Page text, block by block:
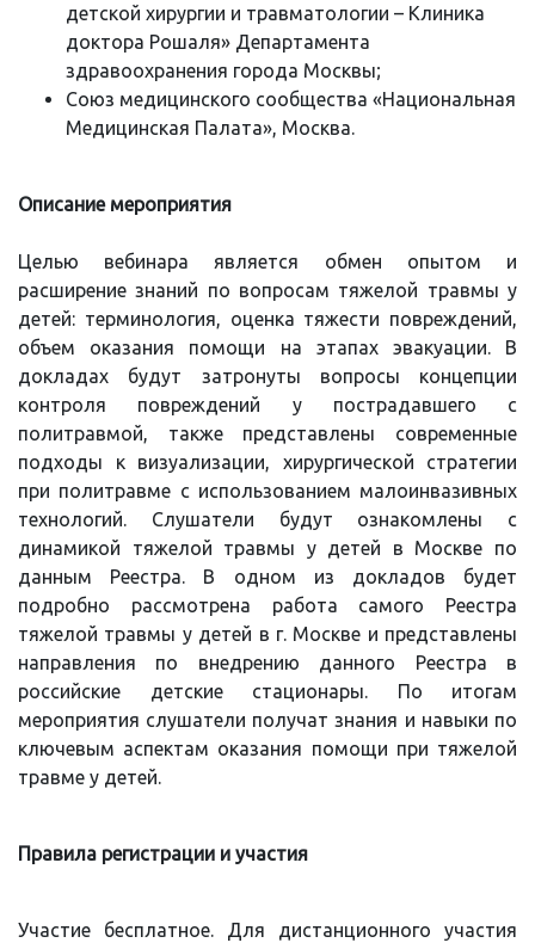
детской хирургии и травматологии – Клиника
доктора Рошаля» Департамента
здравоохранения города Москвы;
Союз медицинского сообщества «Национальная
Медицинская Палата», Москва.
Описание мероприятия
Целью вебинара является обмен опытом и
расширение знаний по вопросам тяжелой травмы у
детей: терминология, оценка тяжести повреждений,
объем оказания помощи на этапах эвакуации. В
докладах будут затронуты вопросы концепции
контроля повреждений у пострадавшего с
политравмой, также представлены современные
подходы к визуализации, хирургической стратегии
при политравме с использованием малоинвазивных
технологий. Слушатели будут ознакомлены с
динамикой тяжелой травмы у детей в Москве по
данным Реестра. В одном из докладов будет
подробно рассмотрена работа самого Реестра
тяжелой травмы у детей в г. Москве и представлены
направления по внедрению данного Реестра в
российские детские стационары. По итогам
мероприятия слушатели получат знания и навыки по
ключевым аспектам оказания помощи при тяжелой
травме у детей.
Правила регистрации и участия
Участие бесплатное. Для дистанционного участия